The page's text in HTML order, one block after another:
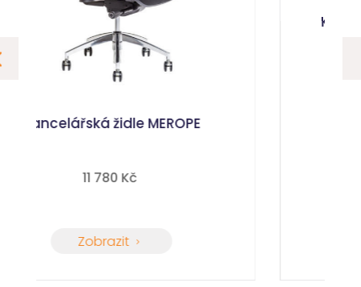
Kancelářská židle Medea plus
3 357